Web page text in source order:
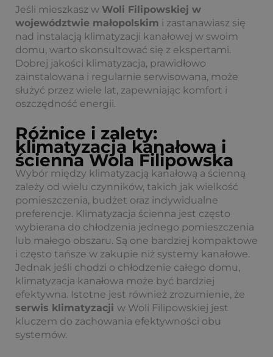
Jeśli mieszkasz w Woli Filipowskiej w
województwie małopolskim i zastanawiasz się
nad instalacją klimatyzacji kanałowej w swoim
domu, warto skonsultować się z ekspertami.
Dobrej jakości klimatyzacja, prawidłowo
zainstalowana i regularnie serwisowana, może
służyć przez wiele lat, zapewniając komfort i
oszczędność energii.
Różnice i zalety:
klimatyzacja kanałowa i
ścienna Wola Filipowska
Wybór między klimatyzacją kanałową a ścienną
zależy od wielu czynników, takich jak wielkość
pomieszczenia, budżet oraz indywidualne
preferencje. Klimatyzacja ścienna jest często
wybierana do chłodzenia jednego pomieszczenia
lub małego obszaru. Są one bardziej kompaktowe
i często tańsze w zakupie niż systemy kanałowe.
Jednak jeśli chodzi o chłodzenie całego domu,
klimatyzacja kanałowa może być bardziej
efektywna. Istotne jest również zrozumienie, że
serwis klimatyzacji w Woli Filipowskiej jest
kluczem do zachowania efektywności obu
systemów.